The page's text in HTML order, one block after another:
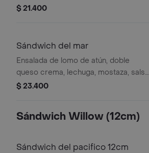
miel mostaza, tártara.
$ 21.400
Sándwich del mar
Ensalada de lomo de atún, doble
queso crema, lechuga, mostaza, salsa
ajo.
$ 23.400
Sándwich Willow (12cm)
Sándwich del pacifico 12cm